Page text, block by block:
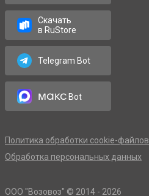
Скачать
в RuStore
Telegram Bot
максBot
OOO "Возовоз" © 2014 - 2026
Политика обработки cookie-файлов
Обработка персональных данных